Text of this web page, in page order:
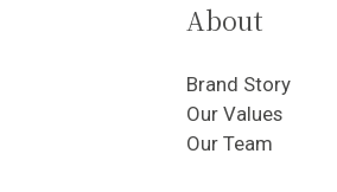
About
Brand Story
Our Values
Our Team